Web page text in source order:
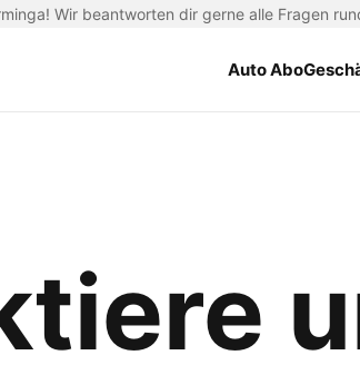
Wir beantworten dir gerne alle Fragen
Auto Abo